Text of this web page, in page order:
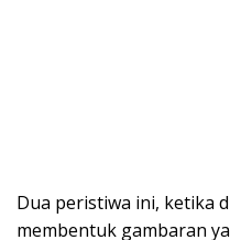
Dua peristiwa ini, ketika
membentuk gambaran